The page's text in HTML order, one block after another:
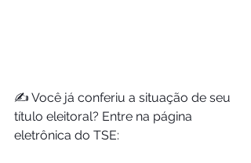
✍️ Você já conferiu a situação de seu
título eleitoral? Entre na página
eletrônica do TSE: